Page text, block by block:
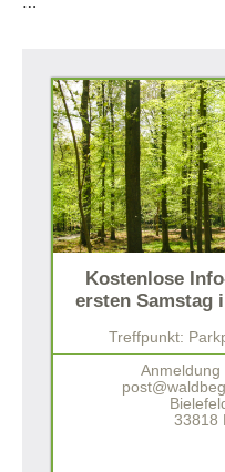
Kostenlose
ersten Samstag
Treffpunkt:
33818